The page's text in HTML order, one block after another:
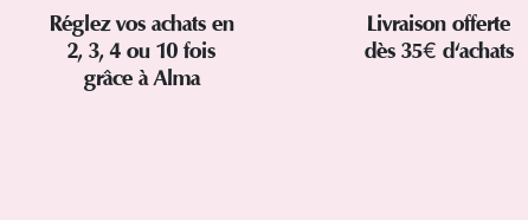
Réglez vos achats en
2, 3, 4 ou 10 fois
grâce à Alma
Livraison offerte
dès 35€ d'achats